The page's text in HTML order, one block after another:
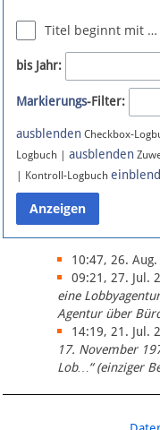
Titel beginnt mit …
bis Jahr:
Markierungs-Filter:
ausblenden Checkbox-
Logbuch | ausblenden
| Kontroll-Logbuch
10:47, 26.
09:21, 27. Jul.
eine
Agentur über
14:19, 21. Jul.
17. November
Lob…“ (einziger